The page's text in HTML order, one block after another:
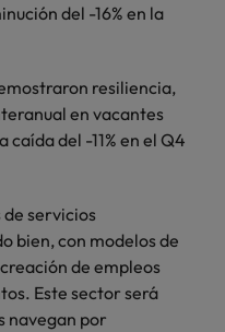
del -16% en la
resiliencia,
en vacantes
del -11% en el Q4
de servicios
bien, con modelos de
de empleos
Este sector será
navegan por